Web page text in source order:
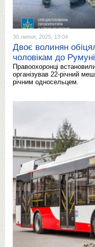
30 липня, 2025, 13:04
Двоє волинян
чоловікам до
Правоохоронці
організував 22-річний
річним односельцем.